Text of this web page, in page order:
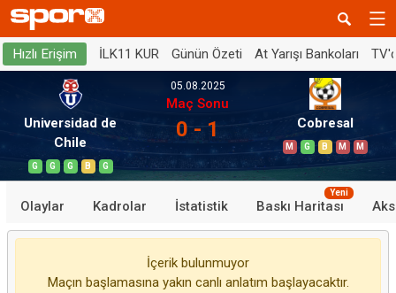
Hızlı Erişim İLK11 KUR Günün Özeti At Yarışı Bankoları
Universidad de
Chile
G G G B G
05.08.2025
Maç Sonu
0 - 1 Cobresal
M G B M M
Olaylar Kadrolar İstatistik Baskı Haritası
Yeni
İçerik bulunmuyor
Maçın başlamasına yakın canlı anlatım başlayacaktır.